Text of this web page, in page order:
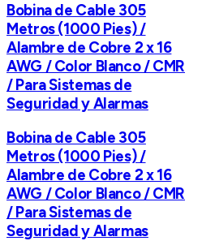
Bobina de Cable 305
Metros (1000 Pies) /
Alambre de Cobre 2 x 16
AWG / Color Blanco / CMR
/ Para Sistemas de
Seguridad y Alarmas
Bobina de Cable 305
Metros (1000 Pies) /
Alambre de Cobre 2 x 16
AWG / Color Blanco / CMR
/ Para Sistemas de
Seguridad y Alarmas